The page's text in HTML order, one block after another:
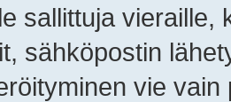
sallittuja vieraille,
sähköpostin
vie